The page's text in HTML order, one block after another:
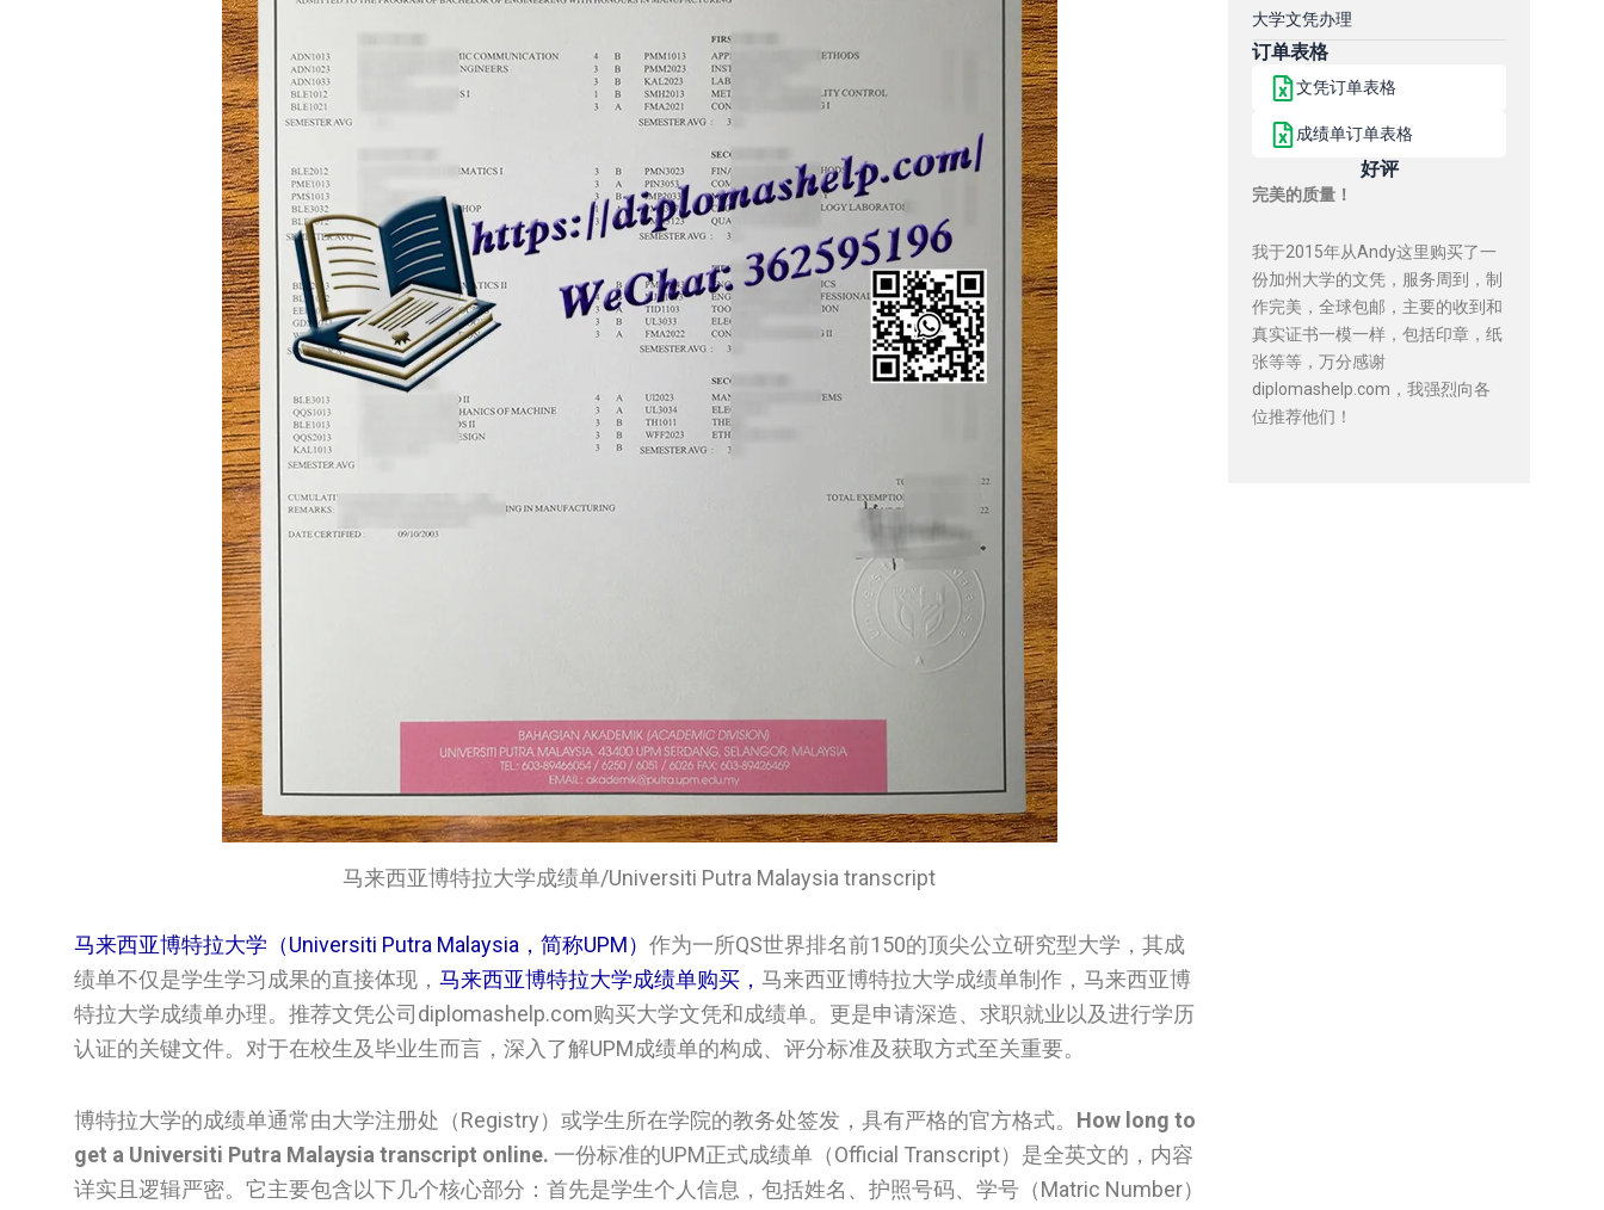
马来西亚博特拉大学成绩单/Universiti Putra Malaysia transcript
马来西亚博特拉大学（Universiti Putra Malaysia，简称UPM） 作为一所QS世界排名前150的顶尖公立研究型大学，其成
绩单不仅是学生学习成果的直接体现， 马来西亚博特拉大学成绩单购买， 马来西亚博特拉大学成绩单制作，马来西亚博
特拉大学成绩单办理。推荐文凭公司diplomashelp.com购买大学文凭和成绩单。更是申请深造、求职就业以及进行学历
认证的关键文件。对于在校生及毕业生而言，深入了解UPM成绩单的构成、评分标准及获取方式至关重要。
博特拉大学的成绩单通常由大学注册处（Registry）或学生所在学院的教务处签发，具有严格的官方格式。 How long to
get a Universiti Putra Malaysia transcript online. 一份标准的UPM正式成绩单（Official Transcript）是全英文的，内容
详实且逻辑严密。它主要包含以下几个核心部分：首先是学生个人信息，包括姓名、护照号码、学号（Matric Number）
大学文凭办理
订单表格
文凭订单表格
成绩单订单表格
好评
完美的质量！
我于2015年从Andy这里购买了一
份加州大学的文凭，服务周到，制
作完美，全球包邮，主要的收到和
真实证书一模一样，包括印章，纸
张等等，万分感谢
diplomashelp.com，我强烈向各
位推荐他们！